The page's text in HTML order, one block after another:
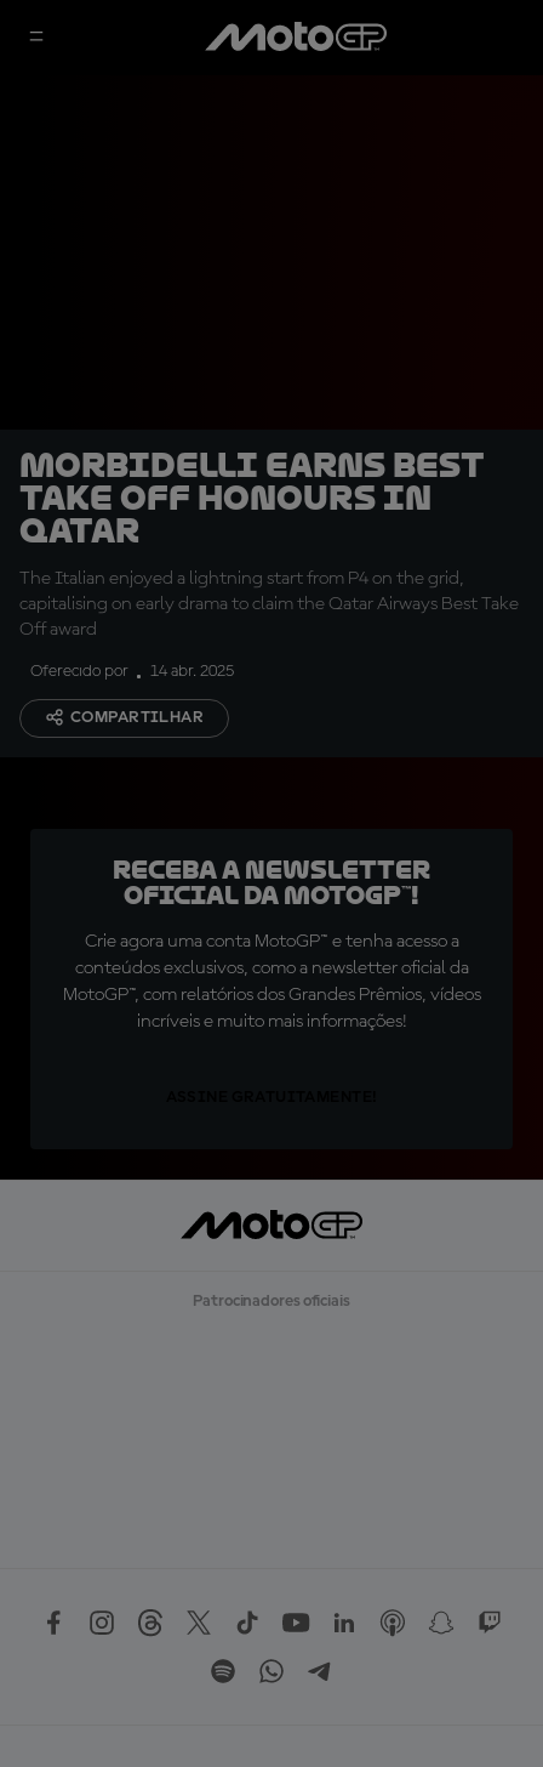
Morbidelli earns Best
Take Off honours in
Qatar
The Italian enjoyed a lightning start from P4 on the grid,
capitalising on early drama to claim the Qatar Airways Best Take
Off award
Oferecido por 14 abr. 2025
COMPARTILHAR
Receba a newsletter
oficial da MotoGP™!
Crie agora uma conta MotoGP™ e tenha acesso a
conteúdos exclusivos, como a newsletter oficial da
MotoGP™, com relatórios dos Grandes Prêmios, vídeos
incríveis e muito mais informações!
Patrocinadores oficiais